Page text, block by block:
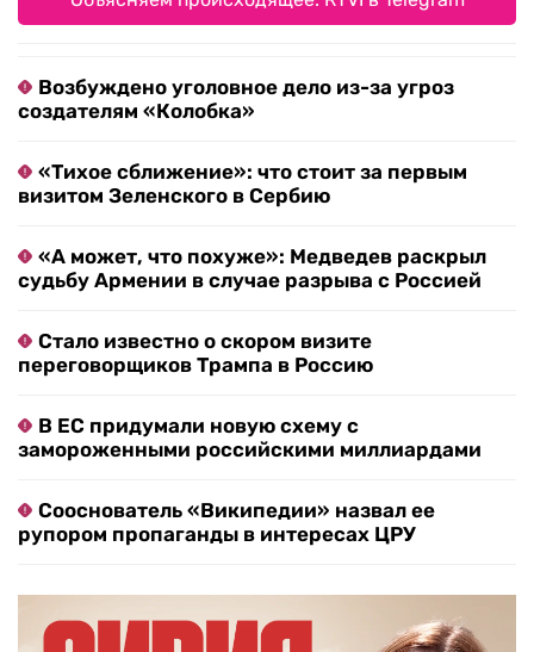
Возбуждено уголовное дело из-за угроз
создателям «Колобка»
«Тихое сближение»: что стоит за первым
визитом Зеленского в Сербию
«А может, что похуже»: Медведев раскрыл
судьбу Армении в случае разрыва с Россией
Стало известно о скором визите
переговорщиков Трампа в Россию
В ЕС придумали новую схему с
замороженными российскими миллиардами
Сооснователь «Википедии» назвал ее
рупором пропаганды в интересах ЦРУ